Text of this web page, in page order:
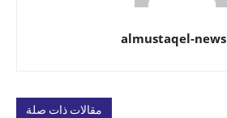
almustaqel-news
مقالات ذات صلة